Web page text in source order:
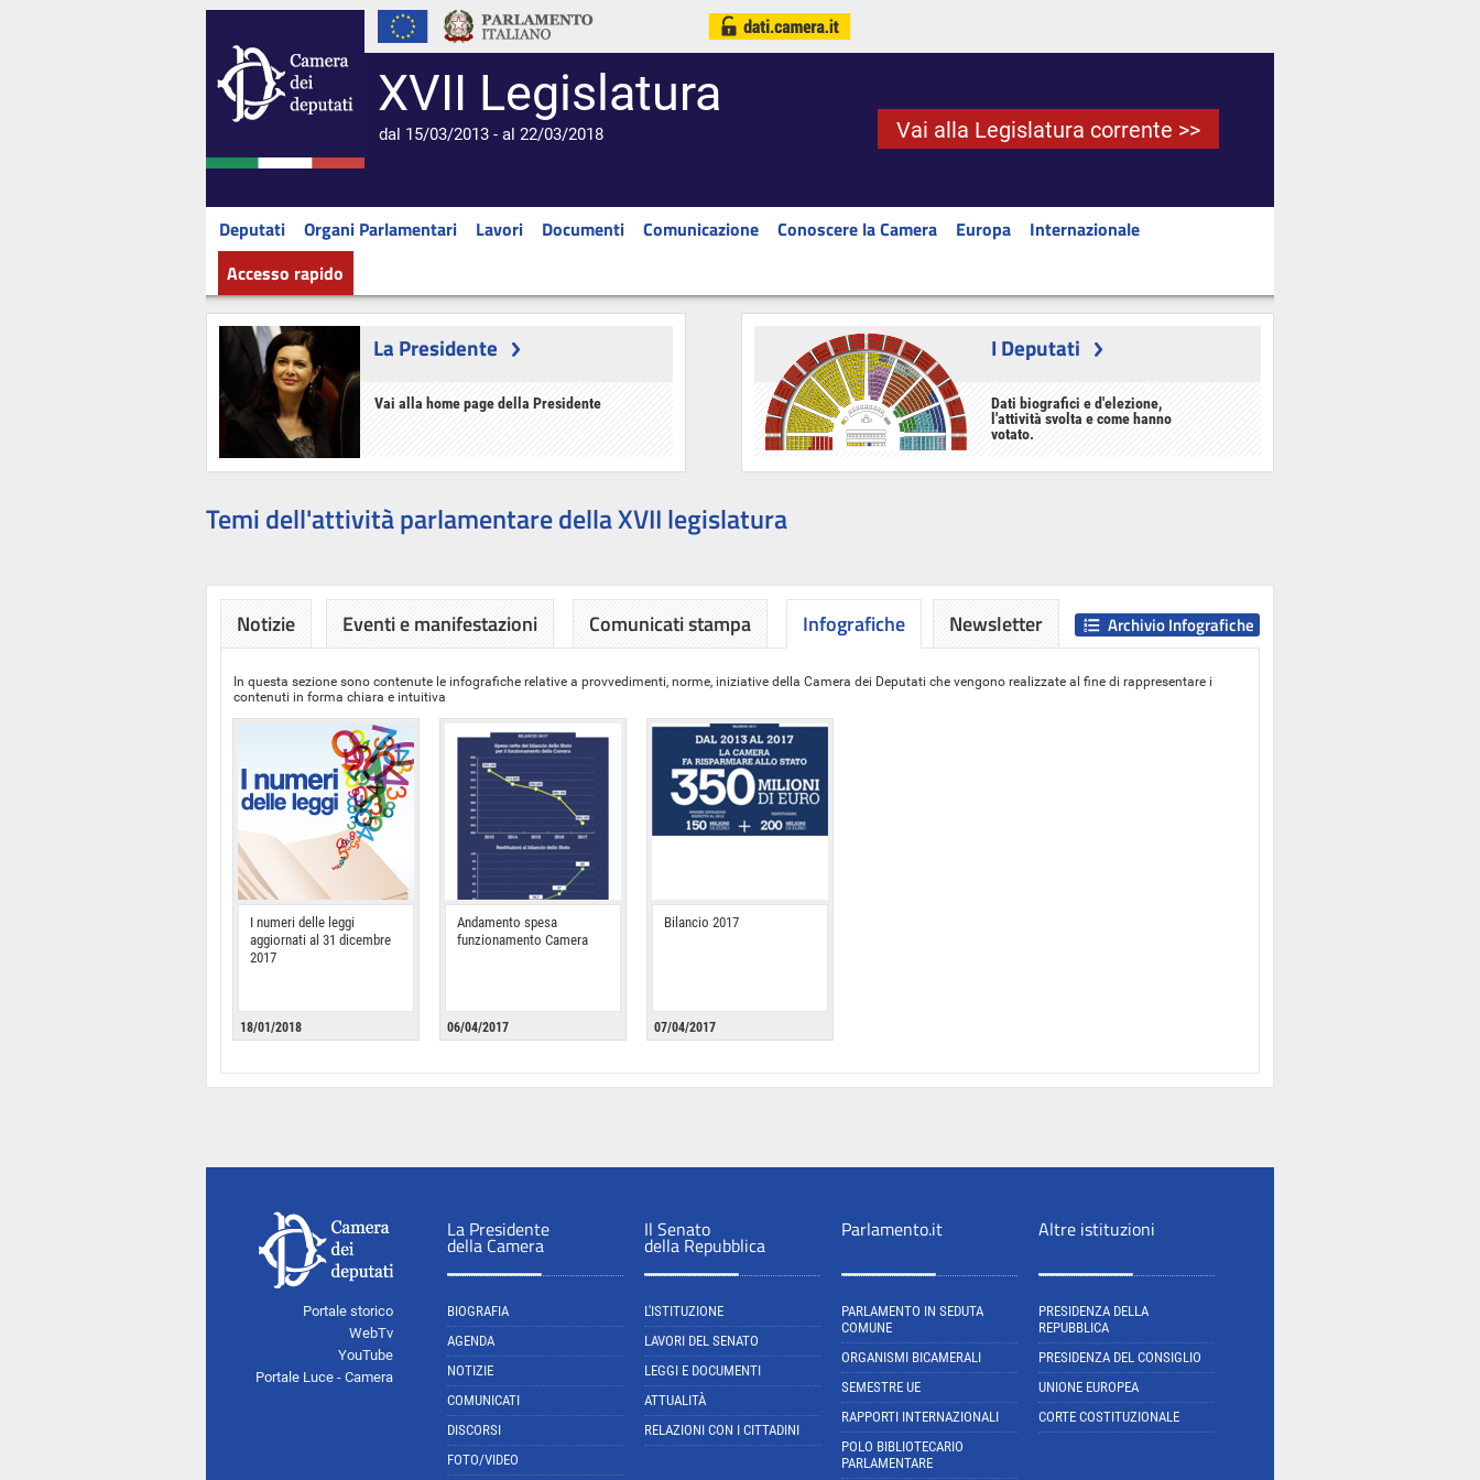
XVII Legislatura
dal 15/03/2013 - al 22/03/2018 Vai alla Legislatura corrente >>
Deputati Organi Parlamentari Lavori Documenti Comunicazione Conoscere la Camera Europa
Internazionale
Accesso rapido
La Presidente
Vai alla home page della Presidente
I Deputati
Dati biografici e d'elezione,
l'attività svolta e come hanno
votato.
Temi dell'attività parlamentare della XVII legislatura
Notizie Eventi e manifestazioni Comunicati stampa Infografiche
In questa sezione sono contenute le infografiche relative a provvedimenti, norme, iniziative della Camera dei Deputati che vengono realizzate al fine di rappresentare i
contenuti in forma chiara e intuitiva
I numeri delle leggi
aggiornati al 31 dicembre
2017
18/01/2018
Andamento spesa
funzionamento Camera
06/04/2017
Bilancio 2017
07/04/2017
Archivio Infografiche
Newsletter
Portale storico
WebTv
YouTube
Portale Luce - Camera
La Presidente
della Camera
BIOGRAFIA
AGENDA
NOTIZIE
COMUNICATI
DISCORSI
FOTO/VIDEO
Il Senato
della Repubblica
L'ISTITUZIONE
LAVORI DEL SENATO
LEGGI E DOCUMENTI
ATTUALITÀ
RELAZIONI CON I CITTADINI
Parlamento.it
PARLAMENTO IN SEDUTA
COMUNE
ORGANISMI BICAMERALI
SEMESTRE UE
RAPPORTI INTERNAZIONALI
POLO BIBLIOTECARIO
PARLAMENTARE
Altre istituzioni
PRESIDENZA DELLA
REPUBBLICA
PRESIDENZA DEL CONSIGLIO
UNIONE EUROPEA
CORTE COSTITUZIONALE